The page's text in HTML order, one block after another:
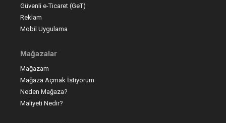
Güvenli e-Ticaret (GeT)
Reklam
Mobil Uygulama
Mağazalar
Mağazam
Mağaza Açmak İstiyorum
Neden Mağaza?
Maliyeti Nedir?